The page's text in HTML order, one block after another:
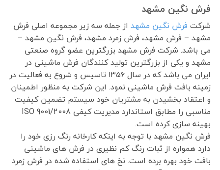
فرش نگین مشهد
شرکت فرش نگین مشهداز جمله سه زیر مجموعه اصلی فرش
مشهد – فرش مشهد، فرش زمرد مشهد، فرش نگین مشهد –
می باشد. شرکت فرش مشهد بزرگترین عضو گروه صنعتی
مشهد و یکی از بزرگترین تولید کنندگان فرش ماشینی در
ایران می باشد که در سال ۱۳۵۶ تاسیس و شروع به فعالیت در
زمینه بافت فرش ماشینی نمود. این شرکت به منظور اطمینان
و اعتقاد بخشیدن به مشتریان خود سیستم تضمین کیفیت
مناسبی را مطابق استاندارد مدیریت کیفی ISO 9001/2008
بهینه سازی کرده است.
فرش نگین مشهد با توجه به اینکه کارخانه رنگ رزی خود را
دارد همواره از ثبات رنگ کم نظیری در فرش های ماشینی
بافت خود بهره برده است. نخ های استفاده شده در فرش زمرد